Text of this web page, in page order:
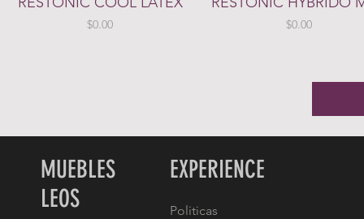
Precio
$0.00 Precio
$0.00
MUEBLES
LEOS
EXPERIENCE
Politicas